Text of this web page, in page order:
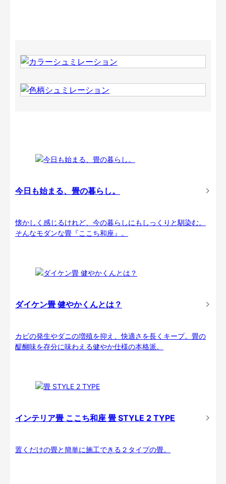
今日も始まる、畳の暮らし。
懐かしく感じるけれど、今の暮らしにもしっくりと馴染む。
そんなモダンな畳『ここち和座』。
ダイケン畳 健やかくんとは？
カビの発生やダニの増殖を抑え、快適さを長くキープ。畳の
醍醐味を存分に味わえる健やか仕様の本格派。
インテリア畳 ここち和座 畳 STYLE 2 TYPE
置くだけの畳と簡単に施工できる２タイプの畳。